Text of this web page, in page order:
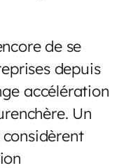
de se
depuis
accélération
Un